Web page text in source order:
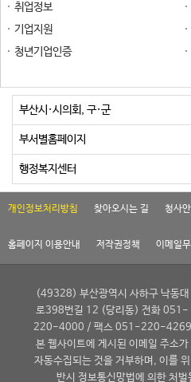
취업정보
기업지원
청년기업인증
부산시·시의회, 구·군
부서별홈페이지
행정복지센터
개인정보처리방침 찾아오시는 길 청사
홈페이지 이용안내 저작권정책 이메일
(49328) 부산광역시 사하구 낙동대
로398번길 12 (당리동) 전화 051-
220-4000 / 팩스 051-220-4269
본 웹사이트에 게시된 이메일 주소가
자동수집되는 것을 거부하며, 이를 위
반시 정보통신망법에 의한 처